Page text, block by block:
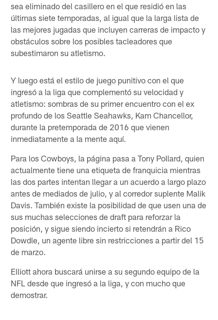
sea eliminado del casillero en el que residió en las
últimas siete temporadas, al igual que la larga lista de
las mejores jugadas que incluyen carreras de impacto y
obstáculos sobre los posibles tacleadores que
subestimaron su atletismo.
Y luego está el estilo de juego punitivo con el que
ingresó a la liga que complementó su velocidad y
atletismo: sombras de su primer encuentro con el ex
profundo de los Seattle Seahawks, Kam Chancellor,
durante la pretemporada de 2016 que vienen
inmediatamente a la mente aquí.
Para los Cowboys, la página pasa a Tony Pollard, quien
actualmente tiene una etiqueta de franquicia mientras
las dos partes intentan llegar a un acuerdo a largo plazo
antes de mediados de julio, y al corredor suplente Malik
Davis. También existe la posibilidad de que usen una de
sus muchas selecciones de draft para reforzar la
posición, y sigue siendo incierto si retendrán a Rico
Dowdle, un agente libre sin restricciones a partir del 15
de marzo.
Elliott ahora buscará unirse a su segundo equipo de la
NFL desde que ingresó a la liga, y con mucho que
demostrar.